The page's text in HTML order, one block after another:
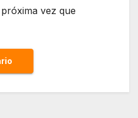
vez que